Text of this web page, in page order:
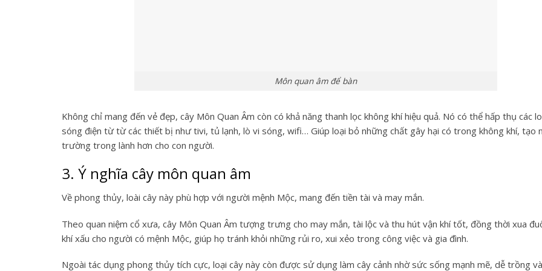
Môn quan âm để bàn
Không chỉ mang đến vẻ đẹp, cây Môn Quan Âm còn có khả năng thanh lọc không khíhiệu quả. Nó có thể hấp thụ các
sóng điện từ từ các thiết bị như tivi, tủ lạnh, lò vi sóng, wifi… Giúp loại bỏ những chất gây hại có trong không khí, tạo
trường trong lành hơn cho con người.
3. Ý nghĩa cây môn quan âm
Về phong thủy, loài cây này phù hợp với người mệnh Mộc, mang đến tiền tài và may mắn.
Theo quan niệm cổ xưa, cây Môn Quan Âm tượng trưng cho may mắn, tài lộc và thu hút vận khí tốt, đồng thời xua
khí xấu cho người có mệnh Mộc, giúp họ tránh khỏi những rủi ro, xui xẻo trong công việc và gia đình.
Ngoài tác dụng phong thủy tích cực, loại cây này còn được sử dụng làm cây cảnh nhờ sức sống mạnh mẽ, dễ trồng